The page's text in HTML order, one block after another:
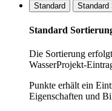
Standard Standard
Standard
Die Sortierung
WasserProjekt-
Punkte erhält ein
Eigenschaften und